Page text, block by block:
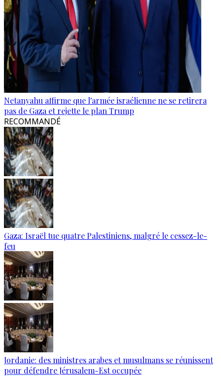
Netanyahu affirme que l'armée israélienne ne se retirera
pas de Gaza et rejette le plan Trump
RECOMMANDÉ
Gaza: Israël tue quatre Palestiniens, malgré le cessez-le-
feu
Jordanie: des ministres arabes et musulmans se réunissent
pour défendre Jérusalem-Est occupée